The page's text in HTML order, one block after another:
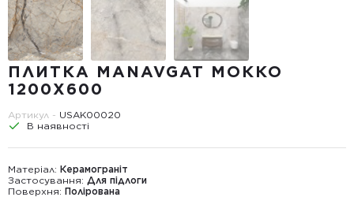
ПЛИТКА MANAVGAT МОККО
1200X600
Артикул - USAK00020
В наявності
Матеріал: Керамограніт
Застосування: Для підлоги
Поверхня: Полірована